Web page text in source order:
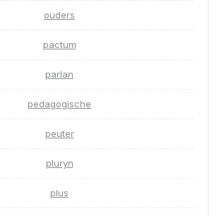
ouders
pactum
parlan
pedagogische
peuter
pluryn
plus